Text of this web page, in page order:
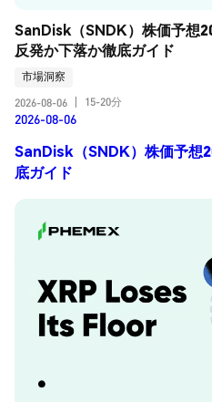
SanDisk（SNDK）株価予想
反発か下落か徹底ガイド
市場洞察
2026-08-06
15-20分
2026-08-06
SanDisk（SNDK）株価予想
底ガイド